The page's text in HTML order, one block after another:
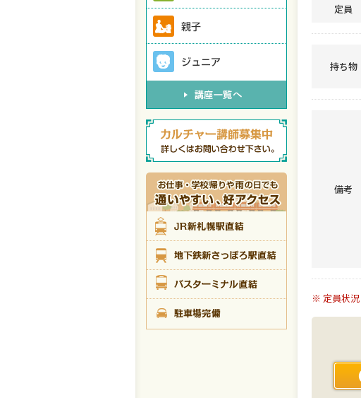
定員
持ち物
備考
※ 定員状況